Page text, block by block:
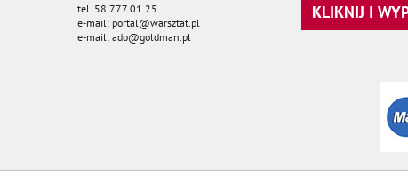
tel. 58 777 01 25
e-mail: portal@warsztat.pl
e-mail: ado@goldman.pl
KLIKNIJ I